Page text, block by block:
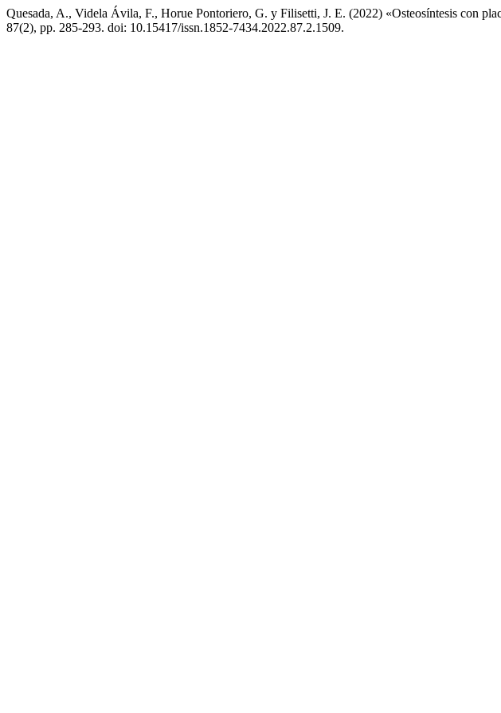
Quesada, A., Videla Ávila, F., Horue Pontoriero, G. y Filisetti, J. E. (2022) «Osteosíntesis con
87(2), pp. 285-293. doi: 10.15417/issn.1852-7434.2022.87.2.1509.